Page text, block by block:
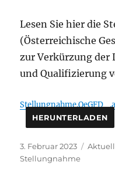
Lesen Sie hier die
(Österreichische
zur Verkürzung
und Qualifizierung
HERUNTERLADEN
Veröffentlicht
am
3. Februar 2023
Stellungnahme